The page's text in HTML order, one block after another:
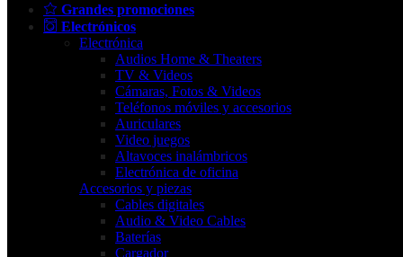
Grandes promociones
Electrónicos
Electrónica
Audios Home & Theaters
TV & Videos
Cámaras, Fotos & Videos
Teléfonos móviles y accesorios
Auriculares
Video juegos
Altavoces inalámbricos
Electrónica de oficina
Accesorios y piezas
Cables digitales
Audio & Video Cables
Baterías
Cargador